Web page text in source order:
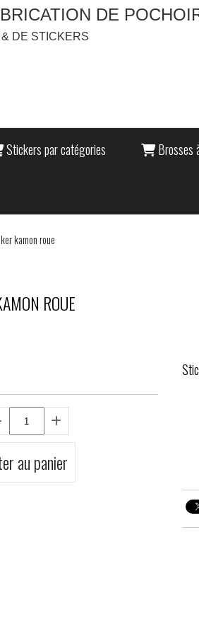
DE
& DE STICKERS
Stickers par catégories Brosses
kamon roue
ROUE
au panier